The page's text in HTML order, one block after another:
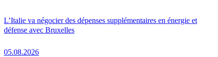
L’Italie va négocier des dépenses supplémentaires en énergie et
défense avec Bruxelles
05.08.2026